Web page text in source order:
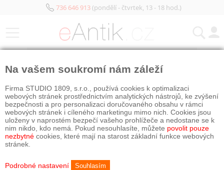
736 646 913(pondělí - čtvrtek, 13 - 18 hod.)
Na vašem soukromí nám záleží
Firma STUDIO 1809, s.r.o., používá cookies k optimalizaci
webových stránek prostřednictvím analytických nástrojů, ke zvýšení
bezpečnosti a pro personalizaci doručovaného obsahu v rámci
webových stránek i cíleného marketingu mimo nich. Cookies jsou
uloženy v naprostém bezpečí vašeho prohlížeče a nedostane se k
nim nikdo, kdo nemá. Pokud nesouhlasíte, můžete povolit pouze
nezbytné cookies, které mají na starost základní funkce webových
stránek.
Podrobné nastavení Souhlasím